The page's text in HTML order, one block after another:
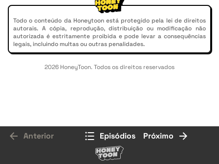
Todo o conteúdo da Honeytoon está protegido pela lei de direitos
autorais. A cópia, reprodução, distribuição ou modificação não
autorizada é estritamente proibida e pode levar a consequências
legais, incluindo multas ou outras penalidades.
2026 HoneyToon. Todos os direitos reservados
Anterior Episódios Próximo